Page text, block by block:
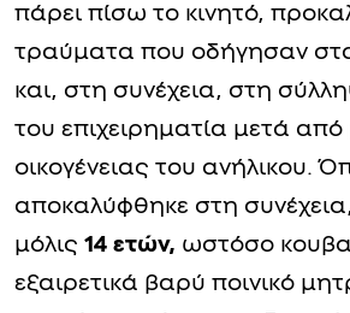
πάρει πίσω το κινητό,
τραύματα που οδήγησαν
και, στη συνέχεια, στη
του επιχειρηματία μετά
οικογένειας του ανήλικου.
αποκαλύφθηκε στη
μόλις 14 ετών, ωστόσο
εξαιρετικά βαρύ ποινικό